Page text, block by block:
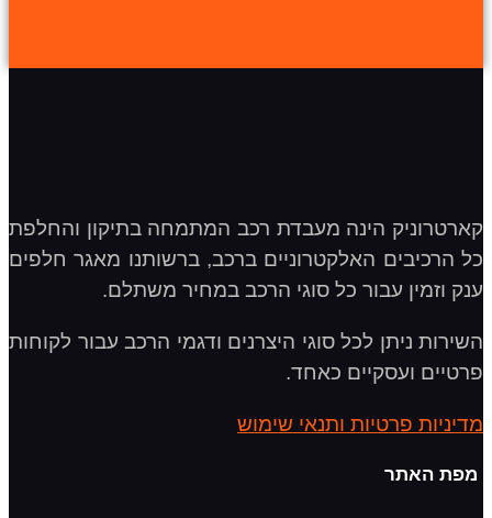
קארטרוניק הינה מעבדת רכב המתמחה בתיקון והחלפת
כל הרכיבים האלקטרוניים ברכב, ברשותנו מאגר חלפים
ענק וזמין עבור כל סוגי הרכב במחיר משתלם.
השירות ניתן לכל סוגי היצרנים ודגמי הרכב עבור לקוחות
פרטיים ועסקיים כאחד.
מדיניות פרטיות ותנאי שימוש
מפת האתר